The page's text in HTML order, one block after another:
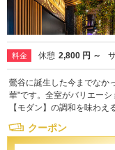
料金 休憩 2,800 円 ～
鶯谷に誕生した今までなか
華"です。全室がバリエー
【モダン】の調和を味わえ
クーポン